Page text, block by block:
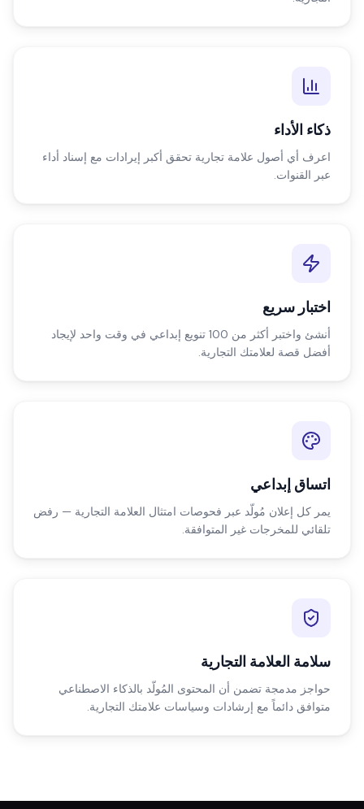
ذكاء الأداء
اعرف أي أصول علامة تجارية تحقق أكبر إيرادات مع إسناد أداء
عبر القنوات.
اختبار سريع
أنشئ واختبر أكثر من 100 تنويع إبداعي في وقت واحد لإيجاد
أفضل قصة لعلامتك التجارية.
اتساق إبداعي
يمر كل إعلان مُولّد عبر فحوصات امتثال العلامة التجارية — رفض
تلقائي للمخرجات غير المتوافقة.
سلامة العلامة التجارية
حواجز مدمجة تضمن أن المحتوى المُولّد بالذكاء الاصطناعي
متوافق دائماً مع إرشادات وسياسات علامتك التجارية.